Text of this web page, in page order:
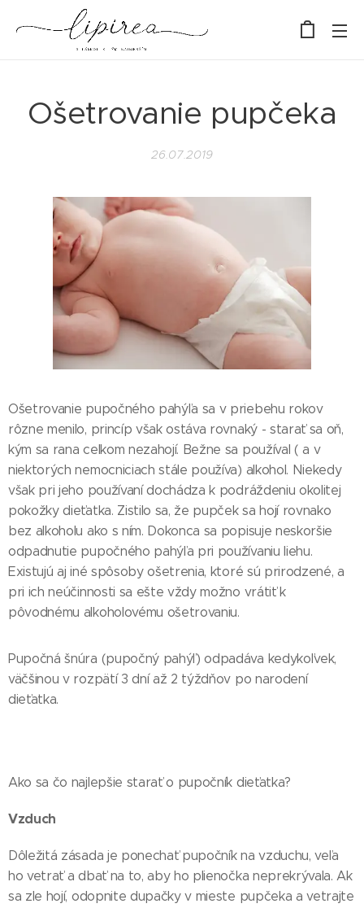
Ošetrovanie pupčeka
26.07.2019
Ošetrovanie pupočného pahýľa sa v priebehu rokov
rôzne menilo, princíp však ostáva rovnaký - starať sa oň,
kým sa rana celkom nezahojí. Bežne sa používal ( a v
niektorých nemocniciach stále používa) alkohol. Niekedy
však pri jeho používaní dochádza k podráždeniu okolitej
pokožky dieťatka. Zistilo sa, že pupček sa hojí rovnako
bez alkoholu ako s ním. Dokonca sa popisuje neskoršie
odpadnutie pupočného pahýľa pri používaniu liehu.
Existujú aj iné spôsoby ošetrenia, ktoré sú prirodzené, a
pri ich neúčinnosti sa ešte vždy možno vrátiť k
pôvodnému alkoholovému ošetrovaniu.
Pupočná šnúra (pupočný pahýľ) odpadáva kedykoľvek,
väčšinou v rozpätí 3 dní až 2 týždňov po narodení
dieťatka.
Ako sa čo najlepšie starať o pupočník dieťatka?
Vzduch
Dôležitá zásada je ponechať pupočník na vzduchu, veľa
ho vetrať a dbať na to, aby ho plienočka neprekrývala. Ak
sa zle hojí, odopnite dupačky v mieste pupčeka a vetrajte